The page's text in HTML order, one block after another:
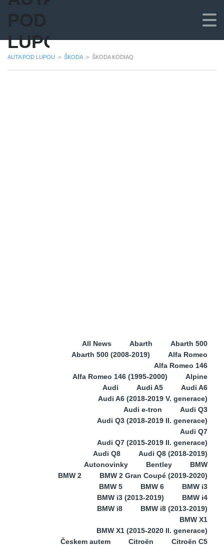
POD
LUPOU
AUTA POD LUPOU > ŠKODA > ŠKODA KODIAQ
All News Abarth
Abarth 500
Abarth 500 (2008-2019)
Alfa Romeo
Alfa Romeo 146
Alfa Romeo 146 (1995-2000)
Alpine
Audi
Audi A5
Audi A6
Audi A6 (2018-2019 V. generace)
Audi e-tron
Audi Q3
Audi Q3 (2018-2019 II. generace)
Audi Q7
Audi Q7 (2015-2019 II. generace)
Audi Q8
Audi Q8 (2018-2019)
Autonovinky
Bentley
BMW
BMW 2
BMW 2 Gran Coupé (2019-2020)
BMW 5
BMW 6
BMW i3
BMW i3 (2013-2019)
BMW i4
BMW i8
BMW i8 (2013-2019)
BMW X1
BMW X1 (2015-2020 II. generace)
Českem autem
Citroën
Citroën C5